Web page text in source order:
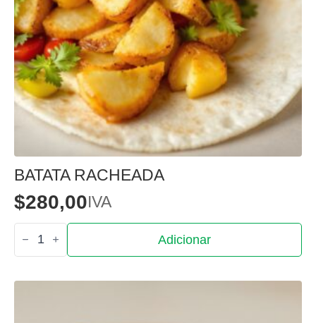
BATATA RACHEADA
$280,00IVA
Quantidade
de
Batata
Adicionar